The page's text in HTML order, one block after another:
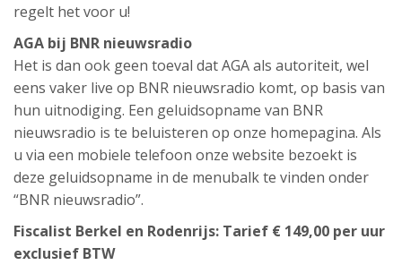
regelt het voor u!
AGA bij BNR nieuwsradio
Het is dan ook geen toeval dat AGA als autoriteit, wel
eens vaker live op BNR nieuwsradio komt, op basis van
hun uitnodiging. Een geluidsopname van BNR
nieuwsradio is te beluisteren op onze homepagina. Als
u via een mobiele telefoon onze website bezoekt is
deze geluidsopname in de menubalk te vinden onder
“BNR nieuwsradio”.
Fiscalist Berkel en Rodenrijs: Tarief € 149,00 per uur
exclusief BTW